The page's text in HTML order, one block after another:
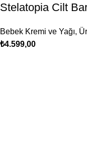
Stelatopia Cilt
Bebek Kremi ve Yağı,
₺4.599,00